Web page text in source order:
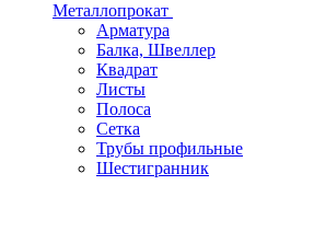
Металлопрокат
Арматура
Балка, Швеллер
Квадрат
Листы
Полоса
Сетка
Трубы профильные
Шестигранник